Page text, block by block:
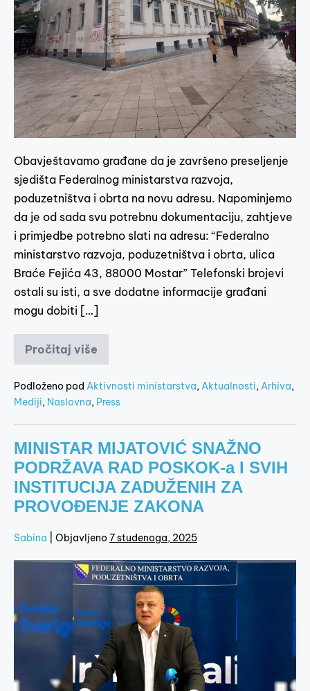
Obavještavamo građane da je završeno preseljenje
sjedišta Federalnog ministarstva razvoja,
poduzetništva i obrta na novu adresu. Napominjemo
da je od sada svu potrebnu dokumentaciju, zahtjeve
i primjedbe potrebno slati na adresu: “Federalno
ministarstvo razvoja, poduzetništva i obrta, ulica
Braće Fejića 43, 88000 Mostar” Telefonski brojevi
ostali su isti, a sve dodatne informacije građani
mogu dobiti […]
Pročitaj više
Podloženo pod Aktivnosti ministarstva,Aktualnosti,Arhiva,
Mediji, Naslovna, Press
MINISTAR MIJATOVIĆ SNAŽNO
PODRŽAVA RAD POSKOK-a I SVIH
INSTITUCIJA ZADUŽENIH ZA
PROVOĐENJE ZAKONA
Sabina Objavljeno 7 studenoga, 2025